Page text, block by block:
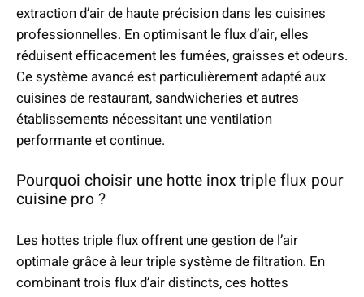
i
x
:
1
0
,
€
à
extraction d’air de haute précision dans les cuisines
professionnelles. En optimisant le flux d’air, elles
réduisent efficacement les fumées, graisses et odeurs.
Ce système avancé est particulièrement adapté aux
cuisines de restaurant, sandwicheries et autres
établissements nécessitant une ventilation
performante et continue.
Pourquoi choisir une hotte inox triple flux pour
cuisine pro ?
Les hottes triple flux offrent une gestion de l’air
optimale grâce à leur triple système de filtration. En
combinant trois flux d’air distincts, ces hottes